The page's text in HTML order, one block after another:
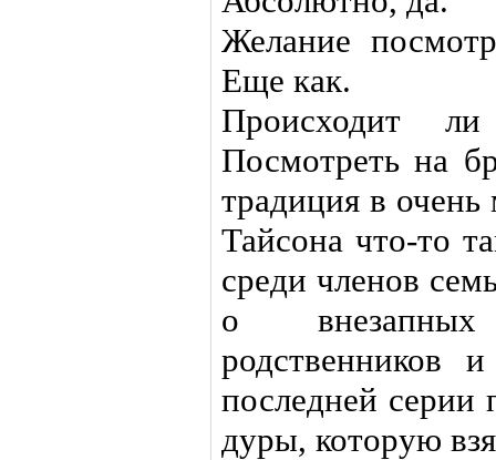
Желание
Еще как.
Происходит ли
Посмотреть на
традиция в
Тайсона что-то
среди членов
о
родственников
последней серии
дуры, которую